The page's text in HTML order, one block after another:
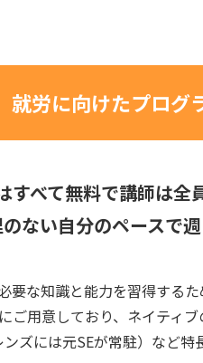
就労に向けたプログ
すべて無料で講師は全
ない自分のペースで
要な知識と能力を習得するた
ご用意しており、ネイティブ
ズには元SEが常駐）など特